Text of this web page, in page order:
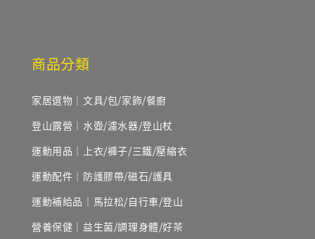
商品分類
家居選物｜文具/包/家飾/餐廚
登山露營｜水壺/濾水器/登山杖
運動用品｜上衣/褲子/三鐵/壓縮衣
運動配件｜防護膠帶/磁石/護具
運動補給品｜馬拉松/自行車/登山
營養保健｜益生菌/調理身體/好茶